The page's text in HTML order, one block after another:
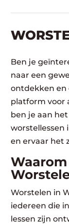
Ben je
naar een
ontdekken en
platform voor
ben je aan
worstellessen
en ervaar het
Worstelen in
iedereen die
lessen zijn